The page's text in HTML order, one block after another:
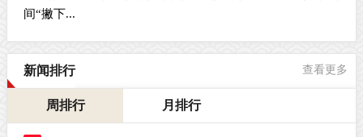
间“撇下...
新闻排行 查看更多
周排行 月排行